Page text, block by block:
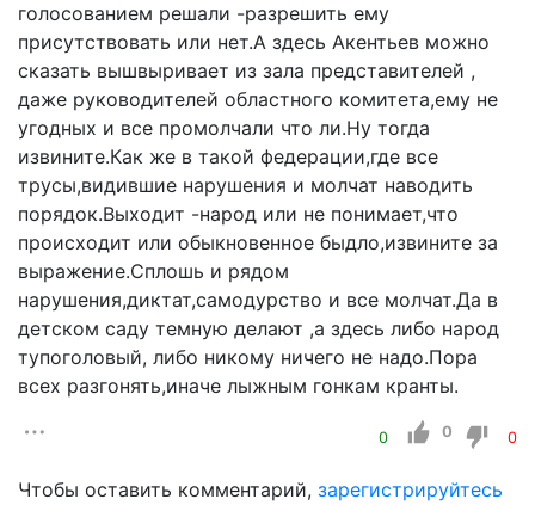
голосованием решали -разрешить ему
присутствовать или нет.А здесь Акентьев можно
сказать вышвыривает из зала представителей ,
даже руководителей областного комитета,ему не
угодных и все промолчали что ли.Ну тогда
извините.Как же в такой федерации,где все
трусы,видившие нарушения и молчат наводить
порядок.Выходит -народ или не понимает,что
происходит или обыкновенное быдло,извините за
выражение.Сплошь и рядом
нарушения,диктат,самодурство и все молчат.Да в
детском саду темную делают ,а здесь либо народ
тупоголовый, либо никому ничего не надо.Пора
всех разгонять,иначе лыжным гонкам кранты.
0 0 0
Чтобы оставить комментарий, зарегистрируйтесь